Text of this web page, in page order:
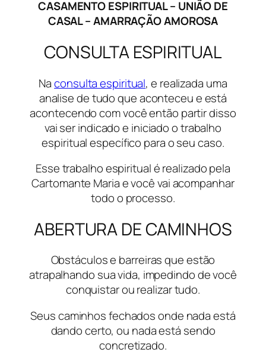
CASAMENTO ESPIRITUAL – UNIÃO DE
CASAL – AMARRAÇÃO AMOROSA
CONSULTA ESPIRITUAL
Naconsulta espiritual, e realizada uma
analise de tudo que aconteceu e está
acontecendo com você então partir disso
vai ser indicado e iniciado o trabalho
espiritual específico para o seu caso.
Esse trabalho espiritual é realizado pela
Cartomante Maria e você vai acompanhar
todo o processo.
ABERTURA DE CAMINHOS
Obstáculos e barreiras que estão
atrapalhando sua vida, impedindo de você
conquistar ou realizar tudo.
Seus caminhos fechados onde nada está
dando certo, ou nada está sendo
concretizado.